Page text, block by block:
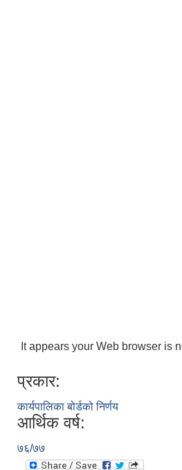
It appears your Web browser is
प्रकार:
कार्यपालिका बोर्डको निर्णय
आर्थिक वर्ष:
७६/७७